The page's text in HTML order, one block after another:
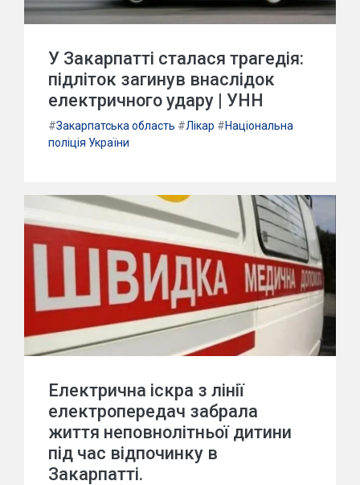
У Закарпатті сталася трагедія:
підліток загинув внаслідок
електричного удару | УНН
#Закарпатська область #Лікар #Національна
поліція України
Електрична іскра з лінії
електропередач забрала
життя неповнолітньої дитини
під час відпочинку в
Закарпатті.